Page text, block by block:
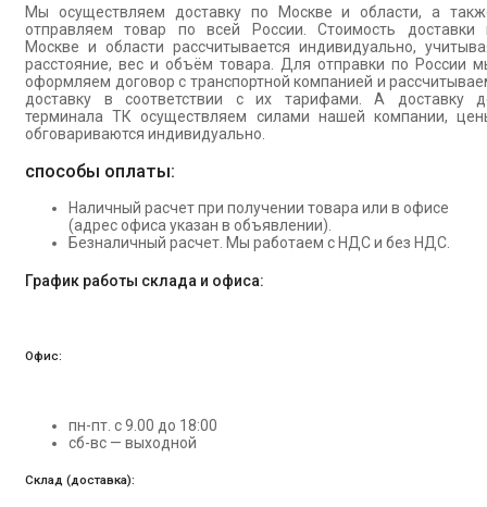
Мы осуществляем доставку по Москве и области, а
отправляем товар по всей России. Стоимость доставки
Москве и области рассчитывается индивидуально,
расстояние, вес и объём товара. Для отправки по России
оформляем договор с транспортной компанией и
доставку в соответствии с их тарифами. А доставку
терминала ТК осуществляем силами нашей компании,
обговариваются индивидуально.
способы оплаты:
Наличный расчет при получении товара или в офисе
(адрес офиса указан в объявлении).
Безналичный расчет. Мы работаем с НДС и без НДС.
График работы склада и офиса:
Офис:
пн-пт. с 9.00 до 18:00
сб-вс — выходной
Склад (доставка):